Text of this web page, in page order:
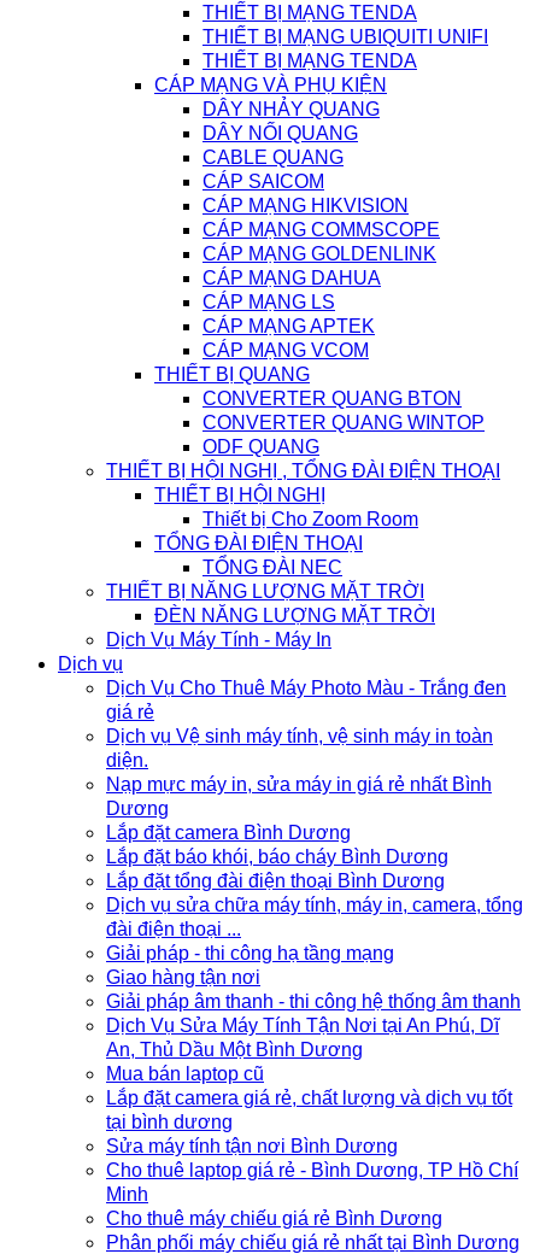
THIẾT BỊ MẠNG TENDA
THIẾT BỊ MẠNG UBIQUITI UNIFI
THIẾT BỊ MẠNG TENDA
CÁP MẠNG VÀ PHỤ KIỆN
DÂY NHẢY QUANG
DÂY NỐI QUANG
CABLE QUANG
CÁP SAICOM
CÁP MẠNG HIKVISION
CÁP MẠNG COMMSCOPE
CÁP MẠNG GOLDENLINK
CÁP MẠNG DAHUA
CÁP MẠNG LS
CÁP MẠNG APTEK
CÁP MẠNG VCOM
THIẾT BỊ QUANG
CONVERTER QUANG BTON
CONVERTER QUANG WINTOP
ODF QUANG
THIẾT BỊ HỘI NGHỊ , TỔNG ĐÀI ĐIỆN THOẠI
THIẾT BỊ HỘI NGHỊ
Thiết bị Cho Zoom Room
TỔNG ĐÀI ĐIỆN THOẠI
TỔNG ĐÀI NEC
THIẾT BỊ NĂNG LƯỢNG MẶT TRỜI
ĐÈN NĂNG LƯỢNG MẶT TRỜI
Dịch Vụ Máy Tính - Máy In
Dịch vụ
Dịch Vụ Cho Thuê Máy Photo Màu - Trắng đen
giá rẻ
Dịch vụ Vệ sinh máy tính, vệ sinh máy in toàn
diện.
Nạp mực máy in, sửa máy in giá rẻ nhất Bình
Dương
Lắp đặt camera Bình Dương
Lắp đặt báo khói, báo cháy Bình Dương
Lắp đặt tổng đài điện thoại Bình Dương
Dịch vụ sửa chữa máy tính, máy in, camera, tổng
đài điện thoại ...
Giải pháp - thi công hạ tầng mạng
Giao hàng tận nơi
Giải pháp âm thanh - thi công hệ thống âm thanh
Dịch Vụ Sửa Máy Tính Tận Nơi tại An Phú, Dĩ
An, Thủ Dầu Một Bình Dương
Mua bán laptop cũ
Lắp đặt camera giá rẻ, chất lượng và dịch vụ tốt
tại bình dương
Sửa máy tính tận nơi Bình Dương
Cho thuê laptop giá rẻ - Bình Dương, TP Hồ Chí
Minh
Cho thuê máy chiếu giá rẻ Bình Dương
Phân phối máy chiếu giá rẻ nhất tại Bình Dương